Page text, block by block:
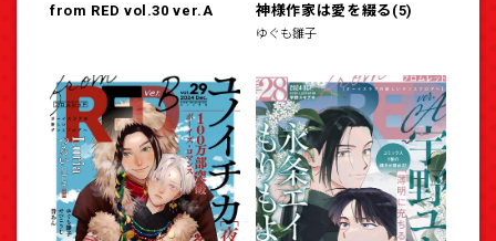
from RED vol.30 ver.A 神様作家は愛を綴る(5)
ゆぐも雛子